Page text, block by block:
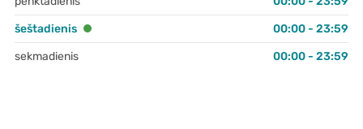
šeštadienis
00:00 - 23:59
sekmadienis
00:00 - 23:59